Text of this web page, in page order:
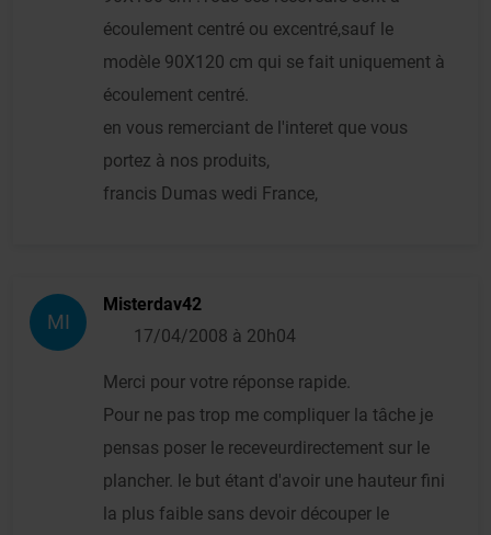
écoulement centré ou excentré,sauf le
modèle 90X120 cm qui se fait uniquement à
écoulement centré.
en vous remerciant de l'interet que vous
portez à nos produits,
francis Dumas wedi France,
MI
Misterdav42
17/04/2008 à 20h04
Merci pour votre réponse rapide.
Pour ne pas trop me compliquer la tâche je
pensas poser le receveurdirectement sur le
plancher. le but étant d'avoir une hauteur fini
la plus faible sans devoir découper le